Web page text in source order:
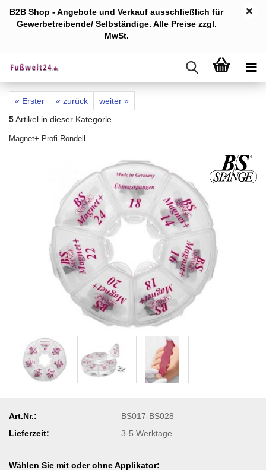
B2B Shop - Angebote und Verkauf ausschließlich für
Gewerbetreibende/ Selbständige. Alle Preise zzgl.
MwSt.
« Erster « zurück
weiter »
5Artikel in dieser Kategorie
Magnet+ Profi-Rondell
Art.Nr.:
BS017-BS028
Lieferzeit:
3-5 Werktage
Wählen Sie mit oder ohne Applikator: